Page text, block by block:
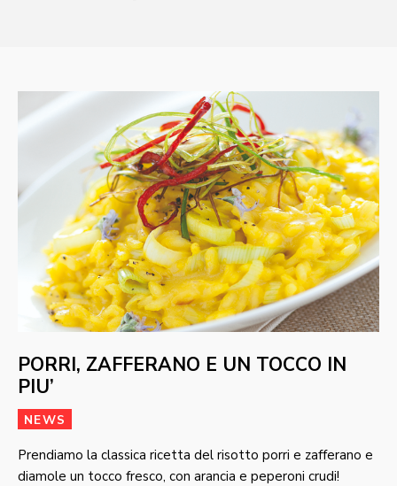
PORRI, ZAFFERANO E UN TOCCO IN
PIU’
NEWS
Prendiamo la classica ricetta del risotto porri e zafferano e
diamole un tocco fresco, con arancia e peperoni crudi!